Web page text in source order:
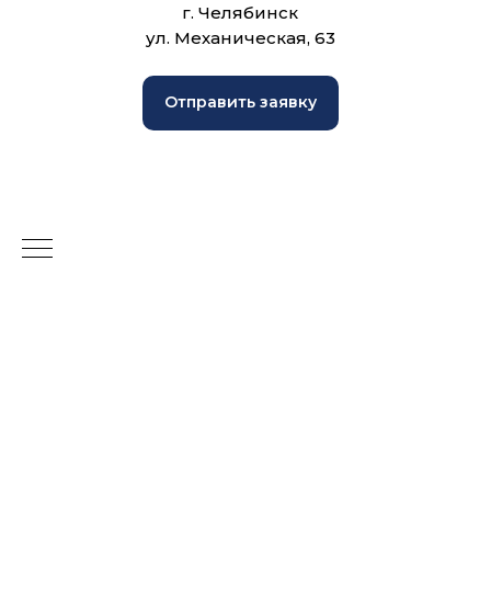
г. Челябинск
ул. Механическая, 63
Отправить заявку